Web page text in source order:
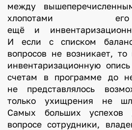
между
хлопотами
ещё и
И если с списком
вопросов не возникает,
инвентаризационную
счетам в программе до
не представлялось
только ухищрения не
Самых больших успехов
вопросе сотрудники,